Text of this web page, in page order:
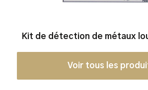
Kit de détection de métaux
Voir tous les